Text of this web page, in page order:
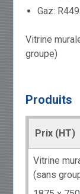
Gaz:
Vitrine
groupe)
Produits
Prix (HT)
Vitrine
(sans